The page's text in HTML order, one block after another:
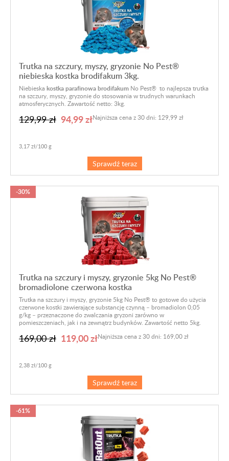
Trutka na szczury, myszy, gryzonie No Pest®
niebieska kostka brodifakum 3kg.
Niebieska kostka parafinowa brodifakum No Pest® to najlepsza trutka
na szczury, myszy, gryzonie do stosowania w trudnych warunkach
atmosferycznych. Zawartość netto: 3kg.
129,99 zł 94,99 zł
3,17 zł/100 g
Najniższa cena z 30 dni: 129,99 zł
Sprawdź teraz
Trutka na szczury i myszy, gryzonie 5kg No Pest®
bromadiolone czerwona kostka
-30%
Trutka na szczury i myszy, gryzonie 5kg No Pest® to gotowe do użycia
czerwone kostki zawierające substancję czynną – bromadiolon 0,05
g/kg – przeznaczone do zwalczania gryzoni zarówno w
pomieszczeniach, jak i na zewnątrz budynków. Zawartość netto 5kg.
169,00 zł 119,00 zł
2,38 zł/100 g
Najniższa cena z 30 dni: 169,00 zł
Sprawdź teraz
-61%